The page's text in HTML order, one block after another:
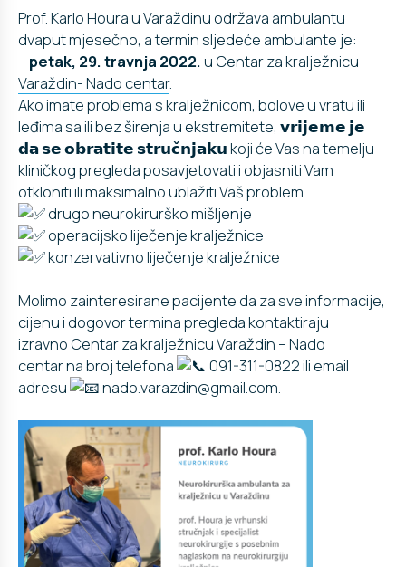
Prof. Karlo Houra u Varaždinu održava ambulantu
dvaput mjesečno, a termin sljedeće ambulante je:
– petak, 29. travnja 2022. u Centar za kralježnicu
Varaždin- Nado centar.
Ako imate problema s kralježnicom, bolove u vratu ili
leđima sa ili bez širenja u ekstremitete, 𝘃𝗿𝗶𝗷𝗲𝗺𝗲 𝗷𝗲
𝗱𝗮 𝘀𝗲 𝗼𝗯𝗿𝗮𝘁𝗶𝘁𝗲 𝘀𝘁𝗿𝘂𝗰̌𝗻𝗷𝗮𝗸𝘂 koji će Vas na temelju
kliničkog pregleda posavjetovati i objasniti Vam
otkloniti ili maksimalno ublažiti Vaš problem.
drugo neurokirurško mišljenje
operacijsko liječenje kralježnice
konzervativno liječenje kralježnice
Molimo zainteresirane pacijente da za sve informacije,
cijenu i dogovor termina pregleda kontaktiraju
izravno Centar za kralježnicu Varaždin – Nado
centarna broj telefona
091-311-0822 ili email
adresu
nado.varazdin@gmail.com.